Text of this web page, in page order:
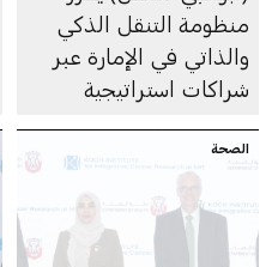
منظومة التنقل الذكي
والذاتي في الإمارة عبر
شراكات استراتيجية
الصحة